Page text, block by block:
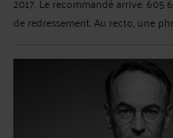
de redressement. Au recto, une